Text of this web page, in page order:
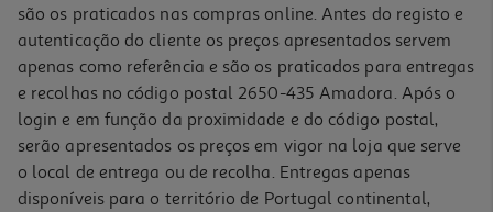
-19%
são os praticados nas compras online. Antes do registo e
autenticação do cliente os preços apresentados servem
apenas como referência e são os praticados para entregas
e recolhas no código postal 2650-435 Amadora. Após o
login e em função da proximidade e do código postal,
serão apresentados os preços em vigor na loja que serve
o local de entrega ou de recolha. Entregas apenas
disponíveis para o território de Portugal continental,